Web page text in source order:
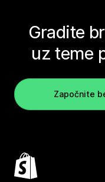
Gradite
uz teme
Započnite